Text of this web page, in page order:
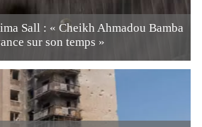
Sall : « Cheikh Ahmadou Bamba
sur son temps »